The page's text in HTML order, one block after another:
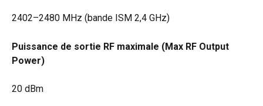
2402–2480 MHz (bande ISM 2,4 GHz)
Puissance de sortie RF maximale (Max RF Output
Power)
20 dBm